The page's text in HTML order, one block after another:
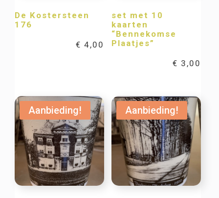
De Kostersteen
176
€ 4,00
set met 10
kaarten
“Bennekomse
Plaatjes”
€ 3,00
Aanbieding! Aanbieding!